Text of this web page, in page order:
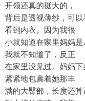
开领还真的挺大的，
背后是透视薄纱，可
看到内衣。因为我很
小就知道在家里妈妈
我就不知道了，反正
在家里没见过。妈妈
紧紧地包裹着她那丰
满的大臀部，长度还